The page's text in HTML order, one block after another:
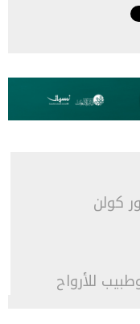
كولن
للأرواح